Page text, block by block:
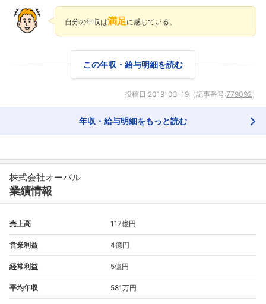
自分の年収は満足 に感じている。
この年収・給与明細を読む
投稿日:2019-03-19 （記事番号:779092）
年収・給与明細をもっと読む
株式会社オーバル
業績情報
売上高 117億円
営業利益 4億円
経常利益 5億円
平均年収 581万円